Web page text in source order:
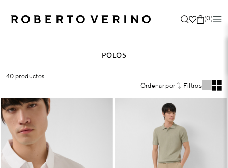
(0)
POLOS
40 productos
Ordenar por
Filtros